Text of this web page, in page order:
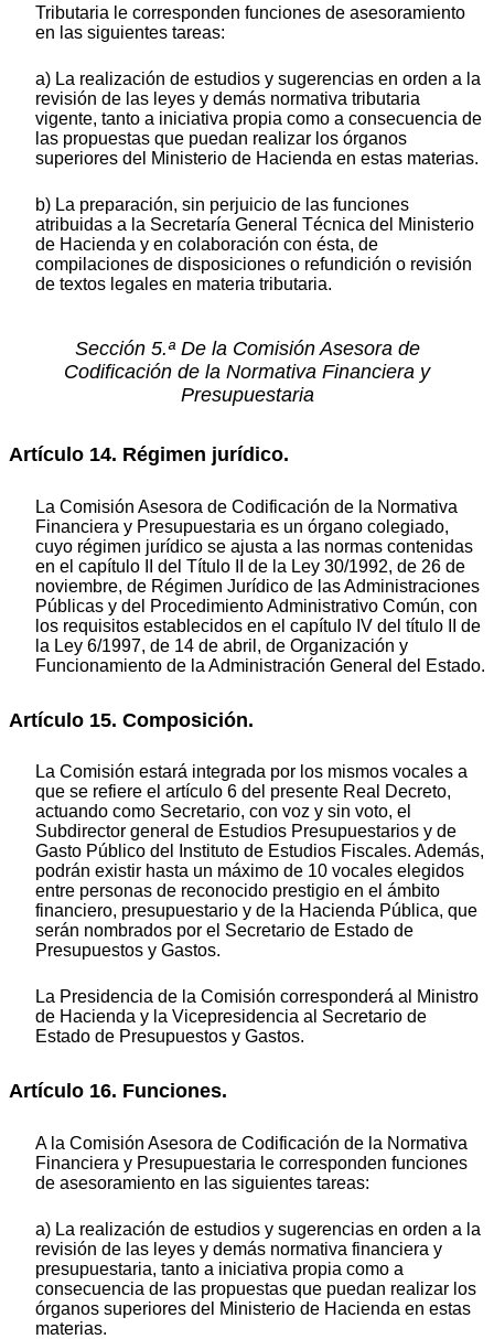
Tributaria le corresponden funciones de asesoramiento
en las siguientes tareas:
a) La realización de estudios y sugerencias en orden a la
revisión de las leyes y demás normativa tributaria
vigente, tanto a iniciativa propia como a consecuencia de
las propuestas que puedan realizar los órganos
superiores del Ministerio de Hacienda en estas materias.
b) La preparación, sin perjuicio de las funciones
atribuidas a la Secretaría General Técnica del Ministerio
de Hacienda y en colaboración con ésta, de
compilaciones de disposiciones o refundición o revisión
de textos legales en materia tributaria.
Sección 5.ª De la Comisión Asesora de
Codificación de la Normativa Financiera y
Presupuestaria
Artículo 14. Régimen jurídico.
La Comisión Asesora de Codificación de la Normativa
Financiera y Presupuestaria es un órgano colegiado,
cuyo régimen jurídico se ajusta a las normas contenidas
en el capítulo II del Título II de la Ley 30/1992, de 26 de
noviembre, de Régimen Jurídico de las Administraciones
Públicas y del Procedimiento Administrativo Común, con
los requisitos establecidos en el capítulo IV del título II de
la Ley 6/1997, de 14 de abril, de Organización y
Funcionamiento de la Administración General del Estado.
Artículo 15. Composición.
La Comisión estará integrada por los mismos vocales a
que se refiere el artículo 6 del presente Real Decreto,
actuando como Secretario, con voz y sin voto, el
Subdirector general de Estudios Presupuestarios y de
Gasto Público del Instituto de Estudios Fiscales. Además,
podrán existir hasta un máximo de 10 vocales elegidos
entre personas de reconocido prestigio en el ámbito
financiero, presupuestario y de la Hacienda Pública, que
serán nombrados por el Secretario de Estado de
Presupuestos y Gastos.
La Presidencia de la Comisión corresponderá al Ministro
de Hacienda y la Vicepresidencia al Secretario de
Estado de Presupuestos y Gastos.
Artículo 16. Funciones.
A la Comisión Asesora de Codificación de la Normativa
Financiera y Presupuestaria le corresponden funciones
de asesoramiento en las siguientes tareas:
a) La realización de estudios y sugerencias en orden a la
revisión de las leyes y demás normativa financiera y
presupuestaria, tanto a iniciativa propia como a
consecuencia de las propuestas que puedan realizar los
órganos superiores del Ministerio de Hacienda en estas
materias.